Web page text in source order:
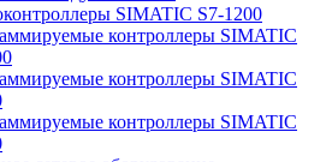
SIMATIC S7-1200
контроллеры SIMATIC
контроллеры SIMATIC
контроллеры SIMATIC